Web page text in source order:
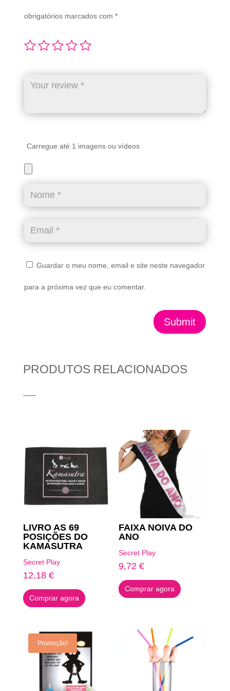
obrigatórios marcados com *
Carregue até 1 imagens ou vídeos
Guardar o meu nome, email e site neste navegador
para a próxima vez que eu comentar.
Submit
PRODUTOS RELACIONADOS
LIVRO AS 69
POSIÇÕES DO
KAMASUTRA
Secret Play
12,18 €
Comprar agora
FAIXA NOIVA DO
ANO
Secret Play
9,72€
Comprar agora
Promoção!